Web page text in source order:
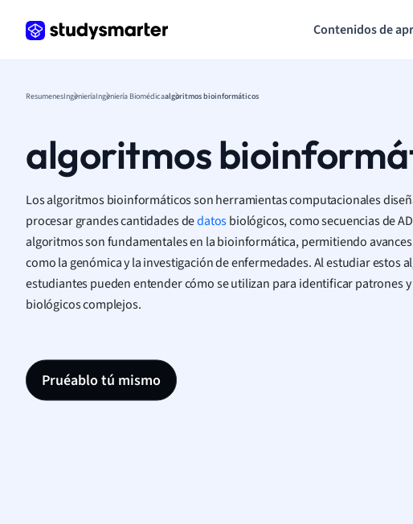
Contenidos de
ResumenesIngenieríaIngeniería Biomédicaalgoritmos bioinformáticos
algoritmos
Los algoritmos bioinformáticos son herramientas computacionales
procesar grandes cantidades dedatosbiológicos, como secuencias de
algoritmos son fundamentales en la bioinformática, permitiendo
como la genómica y la investigación de enfermedades. Al estudiar estos
estudiantes pueden entender cómo se utilizan para identificar patrones
biológicos complejos.
Pruéablo tú mismo